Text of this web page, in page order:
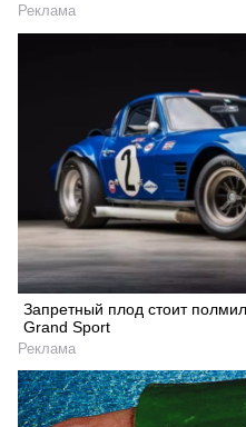
Реклама
Запретный плод стоит
Grand Sport
Реклама